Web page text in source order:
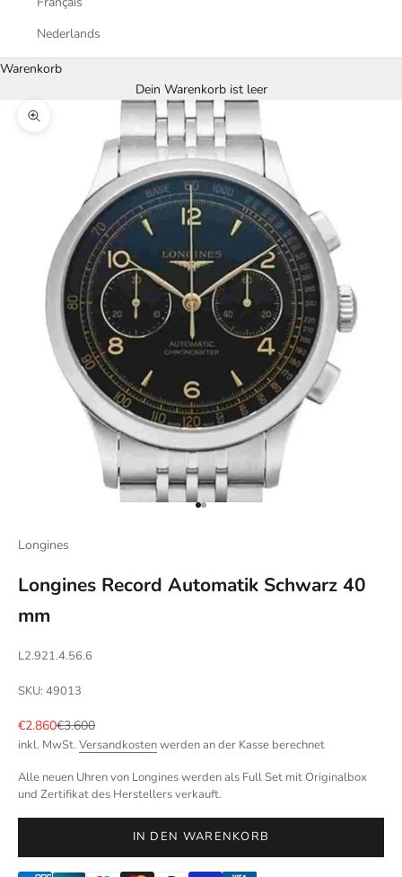
Nederlands
Warenkorb
Dein Warenkorb ist leer
Bild vergrößern
Gehe zu Element 1
Gehe zu Element 2
Longines
Longines Record Automatik Schwarz 40
mm
L2.921.4.56.6
SKU: 49013
Angebot
€2.860Regulärer Preis
€3.600
inkl. MwSt. Versandkostenwerden an der Kasse berechnet
Alle neuen Uhren von Longines werden als Full Set mit Originalbox
und Zertifikat des Herstellers verkauft.
IN DEN WARENKORB